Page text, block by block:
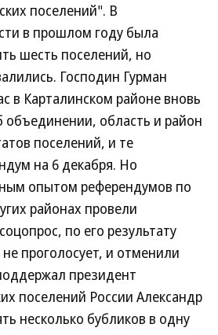
поселений". В
в прошлом году была
шесть поселений, но
Господин Гурман
в Карталинском районе вновь
объединении, область и район
поселений, и те
на 6 декабря. Но
опытом референдумов по
районах провели
по его результату
проголосует, и отменили
президент
поселений России Александр
несколько бубликов в одну